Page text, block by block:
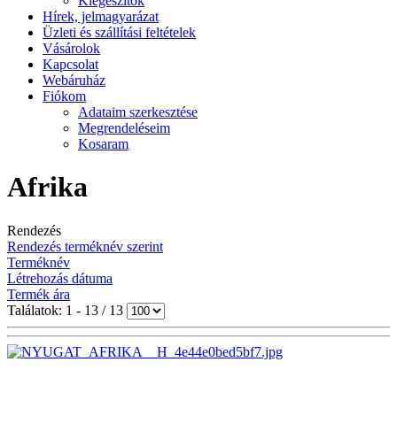
Hírek, jelmagyarázat
Üzleti és szállítási feltételek
Vásárolok
Kapcsolat
Webáruház
Fiókom
Adataim szerkesztése
Megrendeléseim
Kosaram
Afrika
Rendezés
Rendezés terméknév szerint
Terméknév
Létrehozás dátuma
Termék ára
Találatok: 1 - 13 / 13